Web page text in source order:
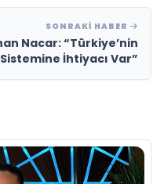
SONRAKI HABER
Nacar: “Türkiye’nin
İhtiyacı Var”